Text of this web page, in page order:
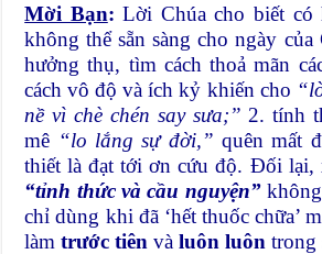
Mời Bạn: Lời Chúa cho biết có
không thể sẵn sàng cho ngày
hưởng thụ, tìm cách thoả mãn
cách vô độ và ích kỷ khiến cho
nề vì chè chén say sưa;” 2. tính
mê “lo lắng sự đời,” quên mất
thiết là đạt tới ơn cứu độ. Đối lại,
“tỉnh thức và cầu nguyện”không
chỉ dùng khi đã ‘hết thuốc chữa’
làmtrước tiên vàluôn luôntrong